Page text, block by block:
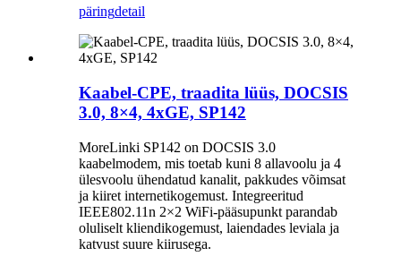
päringdetail
Kaabel-CPE, traadita lüüs, DOCSIS
3.0, 8×4, 4xGE, SP142
MoreLinki SP142 on DOCSIS 3.0
kaabelmodem, mis toetab kuni 8 allavoolu ja 4
ülesvoolu ühendatud kanalit, pakkudes võimsat
ja kiiret internetikogemust. Integreeritud
IEEE802.11n 2×2 WiFi-pääsupunkt parandab
oluliselt kliendikogemust, laiendades leviala ja
katvust suure kiirusega.